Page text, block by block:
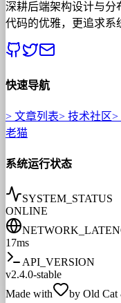
深耕后端架构设计与分
代码的优雅，更追求系
快速导航
> 文章列表> 技术社区>
老猫
系统运行状态
SYSTEM_STATUS
ONLINE
17ms
API_VERSION
v2.4.0-stable
Made with
by Old